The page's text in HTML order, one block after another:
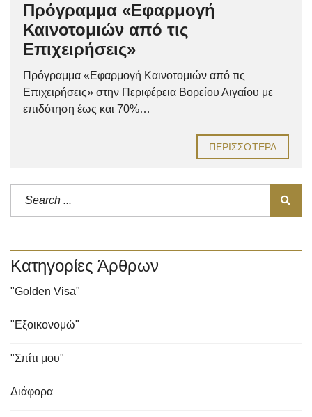
Πρόγραμμα «Εφαρμογή
Καινοτομιών από τις
Επιχειρήσεις»
Πρόγραμμα «Εφαρμογή Καινοτομιών από τις
Επιχειρήσεις» στην Περιφέρεια Βορείου Αιγαίου με
επιδότηση έως και 70%…
ΠΕΡΙΣΣΌΤΕΡΑ
Κατηγορίες Άρθρων
"Golden Visa"
"Εξοικονομώ"
"Σπίτι μου"
Διάφορα